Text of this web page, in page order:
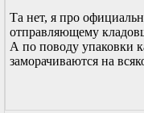
Та нет, я про
отправляющему
А по поводу упаковки
заморачиваются на